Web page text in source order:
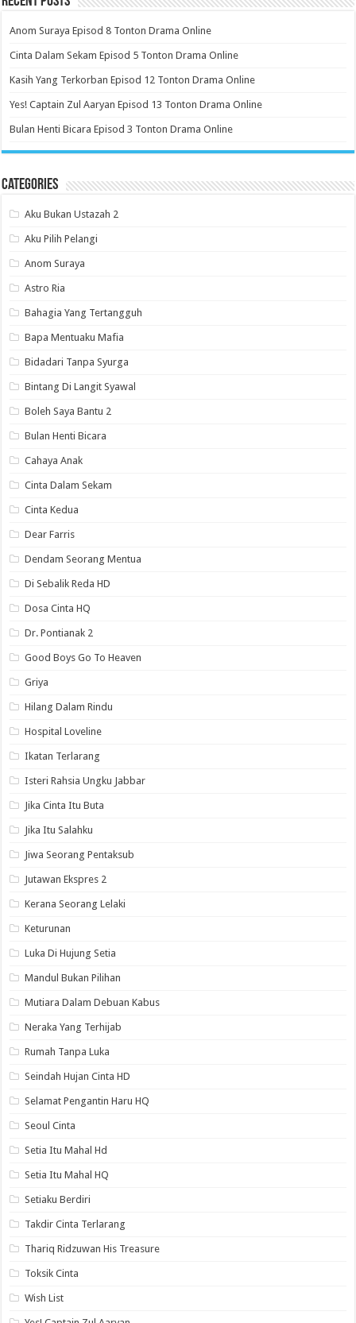
Anom Suraya Episod 8 Tonton Drama Online
Cinta Dalam Sekam Episod 5 Tonton Drama Online
Kasih Yang Terkorban Episod 12 Tonton Drama Online
Yes! Captain Zul Aaryan Episod 13 Tonton Drama Online
Bulan Henti Bicara Episod 3 Tonton Drama Online
Categories
Aku Bukan Ustazah 2
Aku Pilih Pelangi
Anom Suraya
Astro Ria
Bahagia Yang Tertangguh
Bapa Mentuaku Mafia
Bidadari Tanpa Syurga
Bintang Di Langit Syawal
Boleh Saya Bantu 2
Bulan Henti Bicara
Cahaya Anak
Cinta Dalam Sekam
Cinta Kedua
Dear Farris
Dendam Seorang Mentua
Di Sebalik Reda HD
Dosa Cinta HQ
Dr. Pontianak 2
Good Boys Go To Heaven
Griya
Hilang Dalam Rindu
Hospital Loveline
Ikatan Terlarang
Isteri Rahsia Ungku Jabbar
Jika Cinta Itu Buta
Jika Itu Salahku
Jiwa Seorang Pentaksub
Jutawan Ekspres 2
Kerana Seorang Lelaki
Keturunan
Luka Di Hujung Setia
Mandul Bukan Pilihan
Mutiara Dalam Debuan Kabus
Neraka Yang Terhijab
Rumah Tanpa Luka
Seindah Hujan Cinta HD
Selamat Pengantin Haru HQ
Seoul Cinta
Setia Itu Mahal Hd
Setia Itu Mahal HQ
Setiaku Berdiri
Takdir Cinta Terlarang
Thariq Ridzuwan His Treasure
Toksik Cinta
Wish List